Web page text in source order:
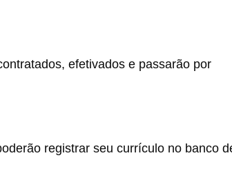
efetivados e passarão por
registrar seu currículo no banco